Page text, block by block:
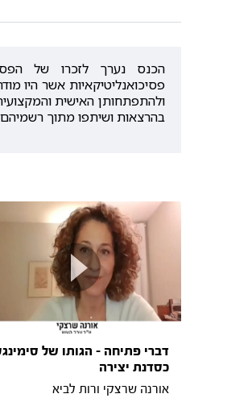
הכנס נערך לזכרו של
פסיכואנליטיקאיות אשר היו
ולהתפתחותן האישית
בהרצאות ושיתפו מתוך
דברי פתיחה - הגותו של
כסדנת יצירה
אורנה שרצקי ורות לביא